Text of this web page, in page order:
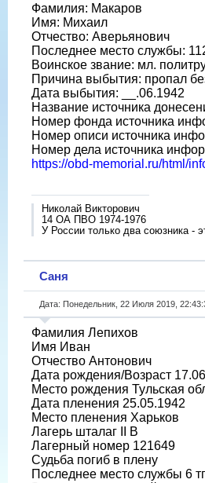
Фамилия: Макаров
Имя: Михаил
Отчество: Аверьянович
Последнее место службы:
Воинское звание: мл.
Причина выбытия: пропал
Дата выбытия: __.06.1942
Название источника
Номер фонда источника
Номер описи источника
Номер дела источника
https://obd-memorial.ru/html/
Николай Викторович
14 ОА ПВО 1974-1976
У России только два союзника -
Саня
Дата: Понедельник, 22 Июля 2019,
Фамилия Лепихов
Имя Иван
Отчество Антонович
Дата рождения/Возраст
Место рождения Тульская
Дата пленения 25.05.1942
Место пленения Харьков
Лагерь шталаг II B
Лагерный номер 121649
Судьба погиб в плену
Последнее место службы 6